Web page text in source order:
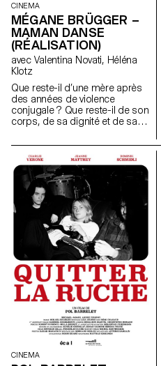
CINEMA
MÉGANE BRÜGGER –
MAMAN DANSE
(RÉALISATION)
avec Valentina Novati, Héléna
Klotz
Que reste-il d’une mère après
des années de violence
conjugale ? Que reste-il de son
corps, de sa dignité et de sa
la mémoire et quelques pas de
danse qui se transmettent
encore.
CINEMA